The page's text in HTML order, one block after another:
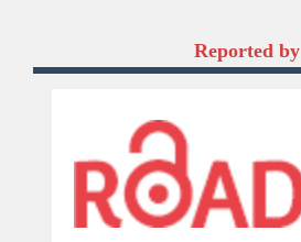
Reported by